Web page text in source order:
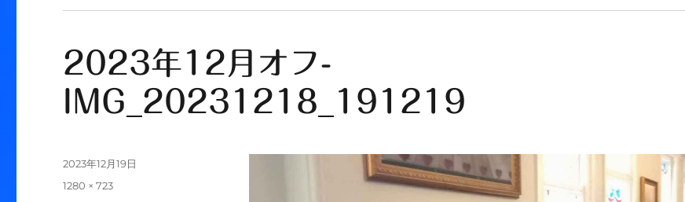
2023年12月オフ-
IMG_20231218_191219
投
2023年12月19日
フ
1280 × 723